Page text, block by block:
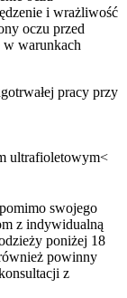
i wrażliwość
oczu przed
warunkach
pracy przy
ultrafioletowym<
swojego
z indywidualną
poniżej 18
powinny
z